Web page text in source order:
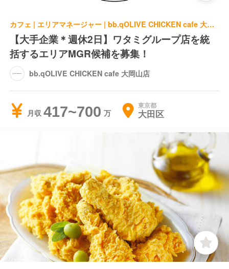
カフェ | エリアマネージャー | bb.qOLIVE CHICKEN cafe 大岡山店
【大手企業＊週休2日】ワタミグループ店を統
括するエリアMGR候補を募集！
bb.qOLIVE CHICKEN cafe 大岡山店
月収 417~700 東京都
大田区